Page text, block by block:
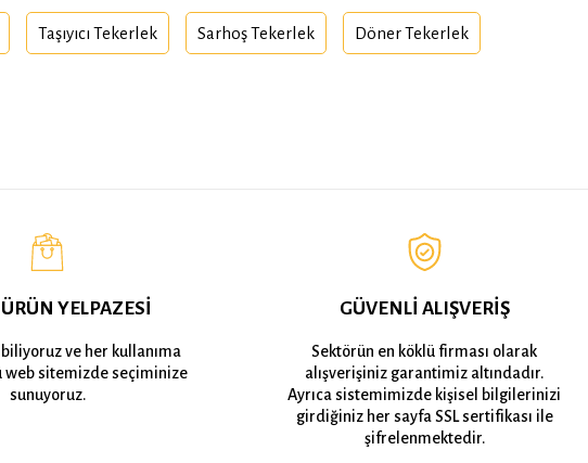
Taşıyıcı Tekerlek Sarhoş Tekerlek Döner Tekerlek
YELPAZESİ
ve her kullanıma
web sitemizde seçiminize
sunuyoruz.
GÜVENLİ ALIŞVERİŞ
Sektörün en köklü firması olarak
alışverişiniz garantimiz altındadır.
Ayrıca sistemimizde kişisel bilgilerinizi
girdiğiniz her sayfa SSL sertifikası ile
şifrelenmektedir.